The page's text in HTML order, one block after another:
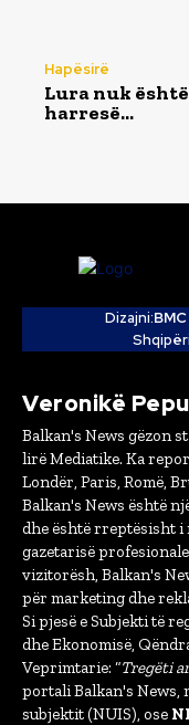
Hapësirë
Lura nuk
harresë…
Dizajni:
Veronikë
Balkan's News gëzon
lirë Mediatike. Ka
Londër, Paris, Romë,
Balkan's News është
dhe është rreptësisht i
gazetarisë
vizitorësh, Balkan's
për marketing dhe
Si pjesë e Subjekti të
dhe Ekonomisë,
Veprimtarie: “Tregëti
portali Balkan's
subjektit (NUIS), ose